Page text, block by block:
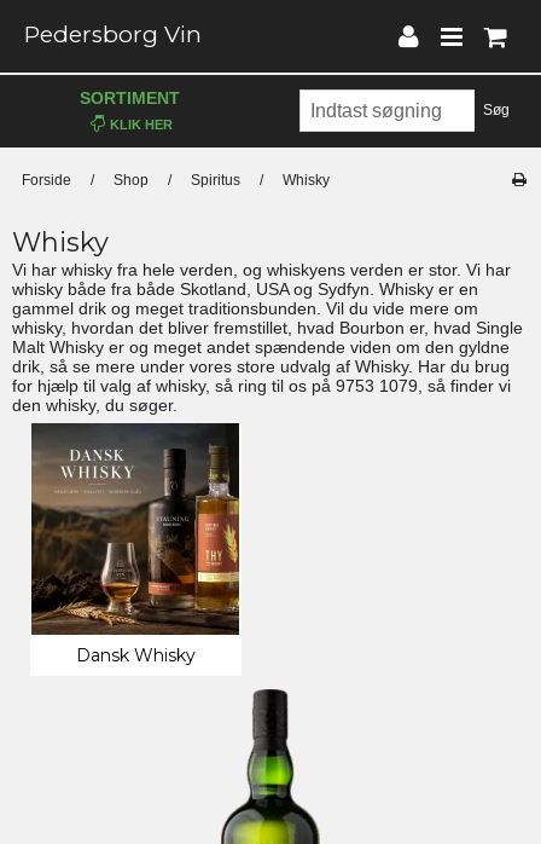
Pedersborg Vin
Søg
SORTIMENT
Forside / Shop / Spiritus / Whisky
Whisky
Vi har whisky fra hele verden, og whiskyens verden er stor. Vi har
whisky både fra både Skotland, USA og Sydfyn. Whisky er en
gammel drik og meget traditionsbunden. Vil du vide mere om
whisky, hvordan det bliver fremstillet, hvad Bourbon er, hvad Single
Malt Whisky er og meget andet spændende viden om den gyldne
drik, så se mere under vores store udvalg af Whisky. Har du brug
for hjælp til valg af whisky, så ring til os på 9753 1079, så finder vi
den whisky, du søger.
Dansk Whisky